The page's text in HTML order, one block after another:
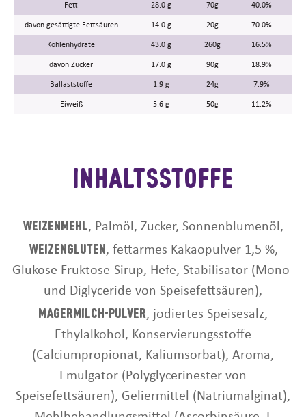
Fett 28.0 g 70g 40.0%
davon gesättigte Fettsäuren 14.0 g 20g 70.0%
Kohlenhydrate 43.0 g 260g 16.5%
davon Zucker 17.0 g 90g 18.9%
Ballaststoffe 1.9 g 24g 7.9%
Eiweiß 5.6 g 50g 11.2%
Inhaltsstoffe
Weizenmehl, Palmöl, Zucker, Sonnenblumenöl,
Weizengluten, fettarmes Kakaopulver 1,5 %,
Glukose Fruktose-Sirup, Hefe, Stabilisator (Mono-
und Diglyceride von Speisefettsäuren),
Magermilch-Pulver, jodiertes Speisesalz,
Ethylalkohol, Konservierungsstoffe
(Calciumpropionat, Kaliumsorbat), Aroma,
Emulgator (Polyglycerinester von
Speisefettsäuren), Geliermittel (Natriumalginat),